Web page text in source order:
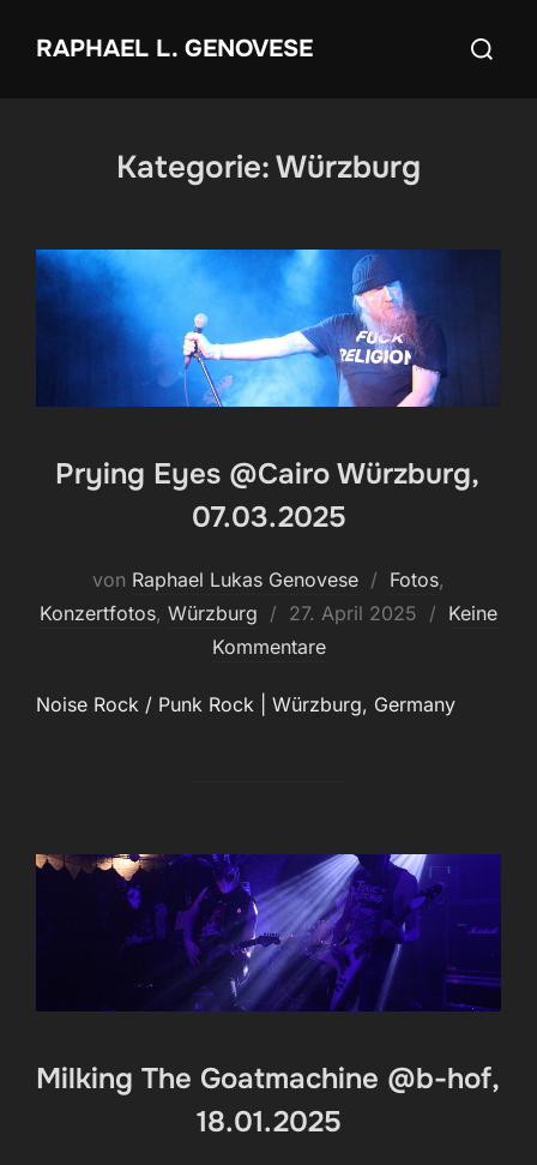
InhaltRAPHAEL L. GENOVESE
Suchen
Kategorie:Würzburg
Prying Eyes @Cairo Würzburg,
07.03.2025
von Raphael Lukas Genovese Fotos,
Konzertfotos, Würzburg
Veröffentlicht
am
27. April 2025
Keine
Kommentare
Noise Rock / Punk Rock | Würzburg, Germany
Milking The Goatmachine @b-hof,
18.01.2025